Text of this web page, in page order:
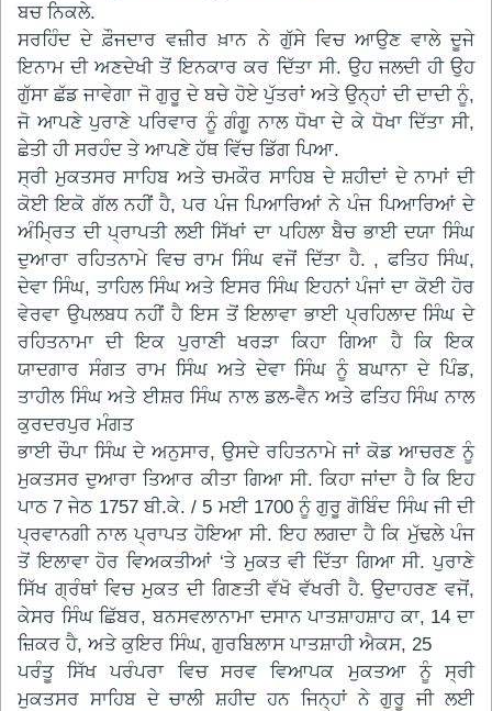
ਬਚ ਨਿਕਲੇ.
ਸਰਹਿੰਦ ਦੇ ਫ਼ੌਜਦਾਰ ਵਜ਼ੀਰ ਖ਼ਾਨ ਨੇ ਗੁੱਸੇ ਵਿਚ ਆਉਣ ਵਾਲੇ ਦੂਜੇ
ਇਨਾਮ ਦੀ ਅਣਦੇਖੀ ਤੋਂ ਇਨਕਾਰ ਕਰ ਦਿੱਤਾ ਸੀ. ਉਹ ਜਲਦੀ ਹੀ ਉਹ
ਗੁੱਸਾ ਛੱਡ ਜਾਵੇਗਾ ਜੋ ਗੁਰੂ ਦੇ ਬਚੇ ਹੋਏ ਪੁੱਤਰਾਂ ਅਤੇ ਉਨ੍ਹਾਂ ਦੀ ਦਾਦੀ ਨੂੰ,
ਜੋ ਆਪਣੇ ਪੁਰਾਣੇ ਪਰਿਵਾਰ ਨੂੰ ਗੰਗੂ ਨਾਲ ਧੋਖਾ ਦੇ ਕੇ ਧੋਖਾ ਦਿੱਤਾ ਸੀ,
ਛੇਤੀ ਹੀ ਸਰਹੰਦ ਤੇ ਆਪਣੇ ਹੱਥ ਵਿੱਚ ਡਿੱਗ ਪਿਆ.
ਸ੍ਰੀ ਮੁਕਤਸਰ ਸਾਹਿਬ ਅਤੇ ਚਮਕੌਰ ਸਾਹਿਬ ਦੇ ਸ਼ਹੀਦਾਂ ਦੇ ਨਾਮਾਂ ਦੀ
ਕੋਈ ਇਕੋ ਗੱਲ ਨਹੀਂ ਹੈ, ਪਰ ਪੰਜ ਪਿਆਰਿਆਂ ਨੇ ਪੰਜ ਪਿਆਰਿਆਂ ਦੇ
ਅੰਮ੍ਰਿਤ ਦੀ ਪ੍ਰਾਪਤੀ ਲਈ ਸਿੱਖਾਂ ਦਾ ਪਹਿਲਾ ਬੈਚ ਭਾਈ ਦਯਾ ਸਿੰਘ
ਦੁਆਰਾ ਰਹਿਤਨਾਮੇ ਵਿਚ ਰਾਮ ਸਿੰਘ ਵਜੋਂ ਦਿੱਤਾ ਹੈ. , ਫਤਿਹ ਸਿੰਘ,
ਦੇਵਾ ਸਿੰਘ, ਤਾਹਿਲ ਸਿੰਘ ਅਤੇ ਇਸਰ ਸਿੰਘ ਇਹਨਾਂ ਪੰਜਾਂ ਦਾ ਕੋਈ ਹੋਰ
ਵੇਰਵਾ ਉਪਲਬਧ ਨਹੀਂ ਹੈ ਇਸ ਤੋਂ ਇਲਾਵਾ ਭਾਈ ਪ੍ਰਹਿਲਾਦ ਸਿੰਘ ਦੇ
ਰਹਿਤਨਾਮਾ ਦੀ ਇਕ ਪੁਰਾਣੀ ਖਰੜਾ ਕਿਹਾ ਗਿਆ ਹੈ ਕਿ ਇਕ
ਯਾਦਗਾਰ ਸੰਗਤ ਰਾਮ ਸਿੰਘ ਅਤੇ ਦੇਵਾ ਸਿੰਘ ਨੂੰ ਬਘਾਨਾ ਦੇ ਪਿੰਡ,
ਤਾਹੀਲ ਸਿੰਘ ਅਤੇ ਈਸ਼ਰ ਸਿੰਘ ਨਾਲ ਡਲ-ਵੈਨ ਅਤੇ ਫਤਿਹ ਸਿੰਘ ਨਾਲ
ਕੁਰਦਰਪੁਰ ਮੰਗਤ
ਭਾਈ ਚੌਪਾ ਸਿੰਘ ਦੇ ਅਨੁਸਾਰ, ਉਸਦੇ ਰਹਿਤਨਾਮੇ ਜਾਂ ਕੋਡ ਆਚਰਣ ਨੂੰ
ਮੁਕਤਸਰ ਦੁਆਰਾ ਤਿਆਰ ਕੀਤਾ ਗਿਆ ਸੀ. ਕਿਹਾ ਜਾਂਦਾ ਹੈ ਕਿ ਇਹ
ਪਾਠ 7 ਜੇਠ 1757 ਬੀ.ਕੇ. / 5 ਮਈ 1700 ਨੂੰ ਗੁਰੂ ਗੋਬਿੰਦ ਸਿੰਘ ਜੀ ਦੀ
ਪ੍ਰਵਾਨਗੀ ਨਾਲ ਪ੍ਰਾਪਤ ਹੋਇਆ ਸੀ. ਇਹ ਲਗਦਾ ਹੈ ਕਿ ਮੁੱਢਲੇ ਪੰਜ
ਤੋਂ ਇਲਾਵਾ ਹੋਰ ਵਿਅਕਤੀਆਂ ‘ਤੇ ਮੁਕਤ ਵੀ ਦਿੱਤਾ ਗਿਆ ਸੀ. ਪੁਰਾਣੇ
ਸਿੱਖ ਗ੍ਰੰਥਾਂ ਵਿਚ ਮੁਕਤ ਦੀ ਗਿਣਤੀ ਵੱਖੋ ਵੱਖਰੀ ਹੈ. ਉਦਾਹਰਣ ਵਜੋਂ,
ਕੇਸਰ ਸਿੰਘ ਛਿੱਬਰ, ਬਨਸਵਲਾਨਾਮਾ ਦਸਾਨ ਪਾਤਸ਼ਾਹਸ਼ਾਹ ਕਾ, 14 ਦਾ
ਜ਼ਿਕਰ ਹੈ, ਅਤੇ ਕੁਇਰ ਸਿੰਘ, ਗੁਰਬਿਲਾਸ ਪਾਤਸ਼ਾਹੀ ਐਕਸ, 25
ਪਰੰਤੂ ਸਿੱਖ ਪਰੰਪਰਾ ਵਿਚ ਸਰਵ ਵਿਆਪਕ ਮੁਕਤਆ ਨੂੰ ਸ੍ਰੀ
ਮੁਕਤਸਰ ਸਾਹਿਬ ਦੇ ਚਾਲੀ ਸ਼ਹੀਦ ਹਨ ਜਿਨ੍ਹਾਂ ਨੇ ਗੁਰੂ ਜੀ ਲਈ